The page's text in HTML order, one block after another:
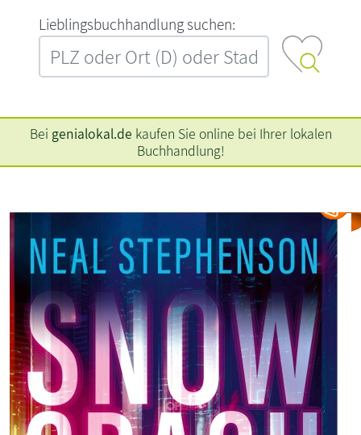
L‍i‍e‍b‍l‍i‍n‍g‍s‍b‍u‍c‍h‍h‍a‍n‍d‍l‍u‍n‍g‍ ‍s‍u‍c‍h‍e‍n‍:‍
Bei genialokal.de kaufen Sie online bei Ihrer lokalen
Buchhandlung!